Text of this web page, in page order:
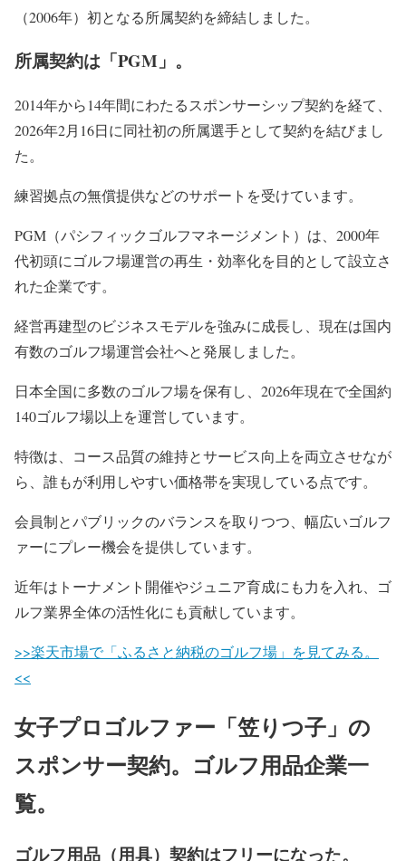
（2006年）初となる所属契約を締結しました。
所属契約は「PGM」。
2014年から14年間にわたるスポンサーシップ契約を経て、
2026年2月16日に同社初の所属選手として契約を結びまし
た。
練習拠点の無償提供などのサポートを受けています。
PGM（パシフィックゴルフマネージメント）は、2000年
代初頭にゴルフ場運営の再生・効率化を目的として設立さ
れた企業です。
経営再建型のビジネスモデルを強みに成長し、現在は国内
有数のゴルフ場運営会社へと発展しました。
日本全国に多数のゴルフ場を保有し、2026年現在で全国約
140ゴルフ場以上を運営しています。
特徴は、コース品質の維持とサービス向上を両立させなが
ら、誰もが利用しやすい価格帯を実現している点です。
会員制とパブリックのバランスを取りつつ、幅広いゴルフ
ァーにプレー機会を提供しています。
近年はトーナメント開催やジュニア育成にも力を入れ、ゴ
ルフ業界全体の活性化にも貢献しています。
>>楽天市場で「ふるさと納税のゴルフ場」を見てみる。
<<
女子プロゴルファー「笠りつ子」の
スポンサー契約。ゴルフ用品企業一
覧。
ゴルフ用品（用具）契約はフリーになった。